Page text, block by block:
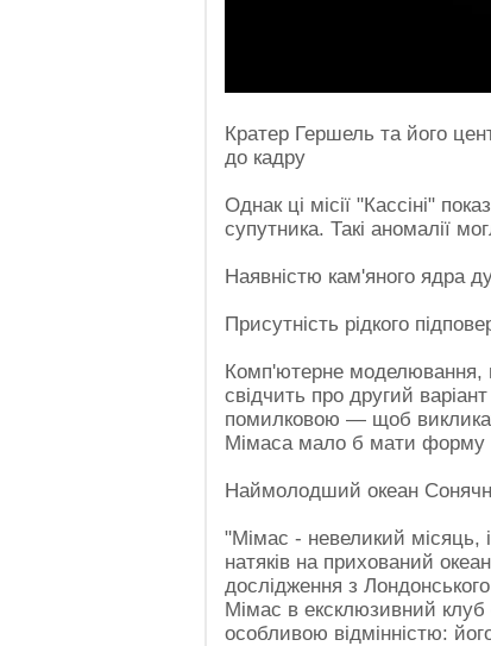
Кратер Гершель та його
до кадру
Однак ці місії "Кассіні"
супутника. Такі аномалії
Наявністю кам'яного ядра
Присутність рідкого
Комп'ютерне моделювання,
свідчить про другий
помилковою — щоб
Мімаса мало б мати форму
Наймолодший океан
"Мімас - невеликий місяць,
натяків на прихований
дослідження з
Мімас в ексклюзивний клуб
особливою відмінністю: